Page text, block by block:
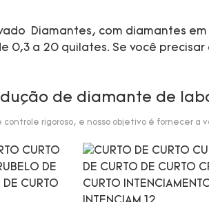
Diamantes, com diamantes
0,3 a 20 quilates. Se você
de diamante de
rigoroso, e nosso objetivo é fornecer a